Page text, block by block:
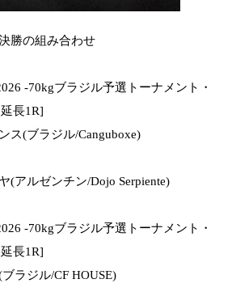
勝の組み合わせ
-70kgブラジル予選トーナメント・
長1R]
ス(ブラジル/Canguboxe)
(アルゼンチン/Dojo Serpiente)
-70kgブラジル予選トーナメント・
長1R]
ラジル/CF HOUSE)